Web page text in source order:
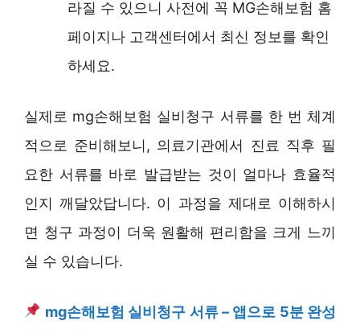
라질 수 있으니 사전에 꼭 MG손해보험 홈
페이지나 고객센터에서 최신 정보를 확인
하세요.
실제로 mg손해보험 실비청구 서류를 한 번 체계
적으로 준비해보니, 의료기관에서 진료 직후 필
요한 서류를 바로 발급받는 것이 얼마나 효율적
인지 깨달았답니다. 이 과정을 제대로 이해하시
면 청구 과정이 더욱 원활해 편리함을 크게 느끼
실 수 있습니다.
mg손해보험 실비청구 서류 – 앱으로 5분 완성